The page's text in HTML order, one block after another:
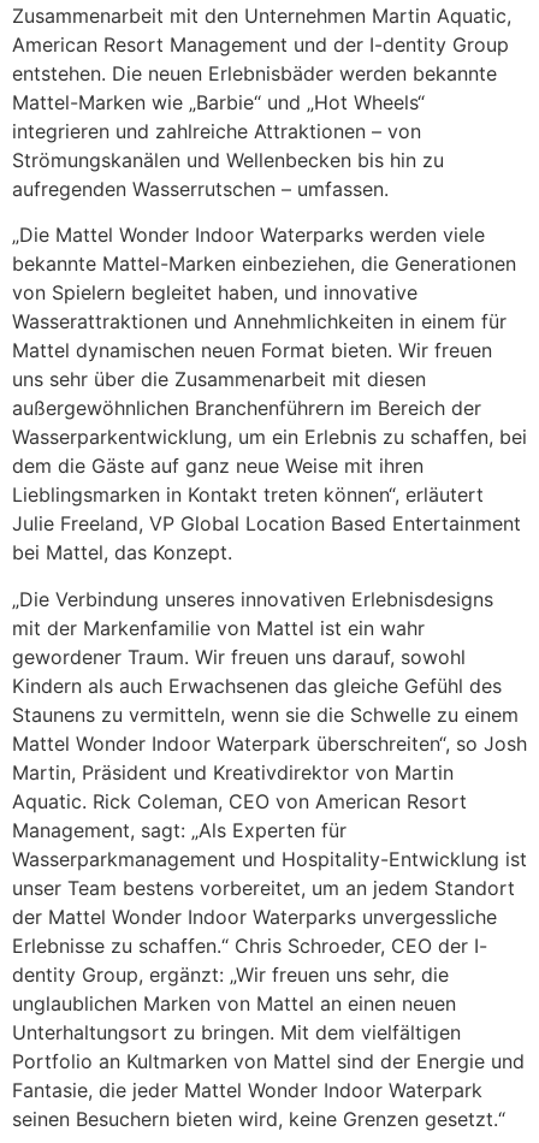
Zusammenarbeit mit den Unternehmen Martin Aquatic,
American Resort Management und der I-dentity Group
entstehen. Die neuen Erlebnisbäder werden bekannte
Mattel-Marken wie „Barbie“ und „Hot Wheels“
integrieren und zahlreiche Attraktionen – von
Strömungskanälen und Wellenbecken bis hin zu
aufregenden Wasserrutschen – umfassen.
„Die Mattel Wonder Indoor Waterparks werden viele
bekannte Mattel-Marken einbeziehen, die Generationen
von Spielern begleitet haben, und innovative
Wasserattraktionen und Annehmlichkeiten in einem für
Mattel dynamischen neuen Format bieten. Wir freuen
uns sehr über die Zusammenarbeit mit diesen
außergewöhnlichen Branchenführern im Bereich der
Wasserparkentwicklung, um ein Erlebnis zu schaffen, bei
dem die Gäste auf ganz neue Weise mit ihren
Lieblingsmarken in Kontakt treten können“, erläutert
Julie Freeland, VP Global Location Based Entertainment
bei Mattel, das Konzept.
„Die Verbindung unseres innovativen Erlebnisdesigns
mit der Markenfamilie von Mattel ist ein wahr
gewordener Traum. Wir freuen uns darauf, sowohl
Kindern als auch Erwachsenen das gleiche Gefühl des
Staunens zu vermitteln, wenn sie die Schwelle zu einem
Mattel Wonder Indoor Waterpark überschreiten“, so Josh
Martin, Präsident und Kreativdirektor von Martin
Aquatic. Rick Coleman, CEO von American Resort
Management, sagt: „Als Experten für
Wasserparkmanagement und Hospitality-Entwicklung ist
unser Team bestens vorbereitet, um an jedem Standort
der Mattel Wonder Indoor Waterparks unvergessliche
Erlebnisse zu schaffen.“ Chris Schroeder, CEO der I-
dentity Group, ergänzt: „Wir freuen uns sehr, die
unglaublichen Marken von Mattel an einen neuen
Unterhaltungsort zu bringen. Mit dem vielfältigen
Portfolio an Kultmarken von Mattel sind der Energie und
Fantasie, die jeder Mattel Wonder Indoor Waterpark
seinen Besuchern bieten wird, keine Grenzen gesetzt.“